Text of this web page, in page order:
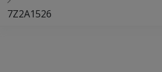
7Z2A1526